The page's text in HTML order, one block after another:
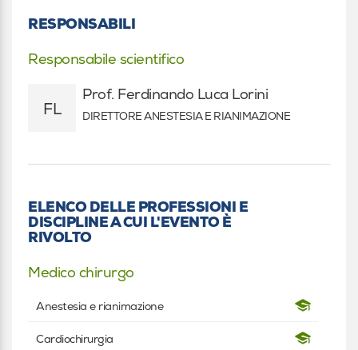
RESPONSABILI
Responsabile scientifico
FL
Prof. Ferdinando Luca Lorini
DIRETTORE ANESTESIA E RIANIMAZIONE
ELENCO DELLE PROFESSIONI E
DISCIPLINE A CUI L'EVENTO È
RIVOLTO
Medico chirurgo
Anestesia e rianimazione
Cardiochirurgia